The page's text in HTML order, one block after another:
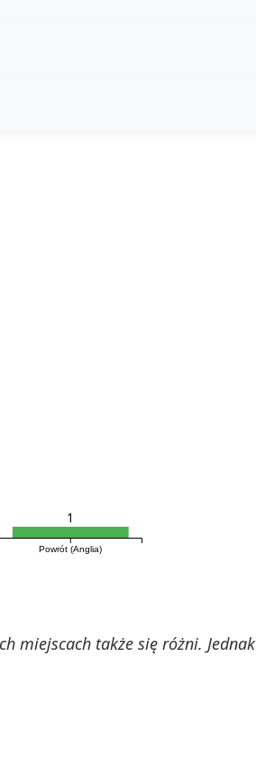
Powrót (Anglia)
1
miejscach także się różni. Jednak